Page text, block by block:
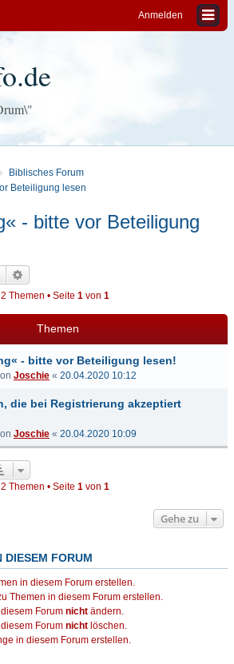
Anmelden
Biblisches Forum
Beteiligung lesen
- bitte vor Beteiligung
Suche
2 Themen • Seite 1 von 1
Themen
- bitte vor Beteiligung lesen!
Joschie « 20.04.2020 10:12
die bei Registrierung akzeptiert
Joschie « 20.04.2020 10:09
2 Themen • Seite 1 von 1
Gehe zu
DIESEM FORUM
in diesem Forum erstellen.
Themen in diesem Forum erstellen.
Forum nicht ändern.
Forum nicht löschen.
in diesem Forum erstellen.